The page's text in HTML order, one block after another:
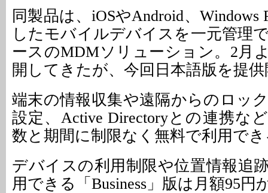
同製品は、iOSやAndroid、Windows
したモバイルデバイスを一元管理
ースのMDMソリューション。2月
開してきたが、今回日本語版を提
端末の情報収集や遠隔からのロッ
設定、Active Directoryとの連携な
数と期間に制限なく無料で利用で
デバイスの利用制限や位置情報追
用できる「Business」版は月額95円